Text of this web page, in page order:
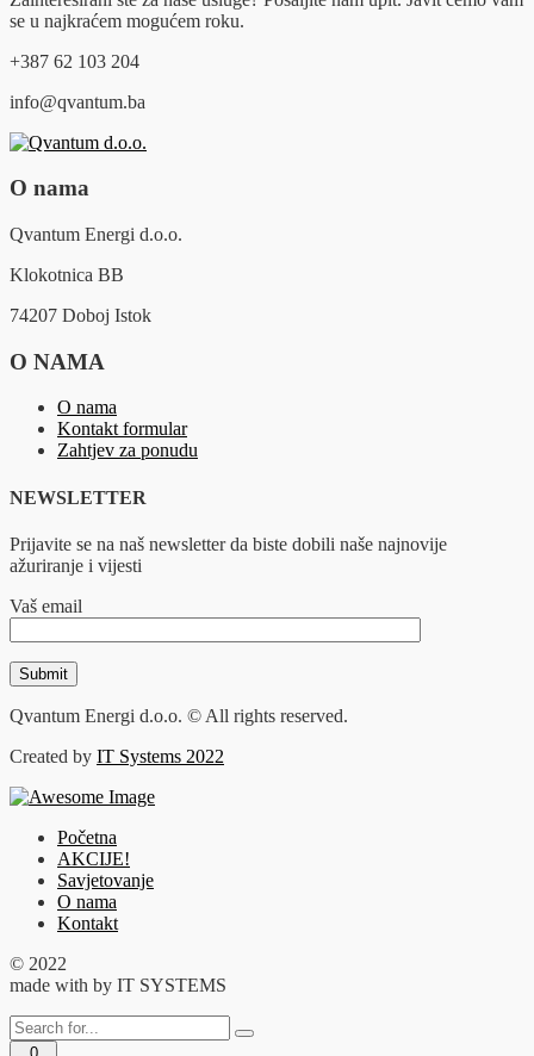
se u najkraćem mogućem roku.
+387 62 103 204
info@qvantum.ba
O nama
Qvantum Energi d.o.o.
Klokotnica BB
74207 Doboj Istok
O NAMA
O nama
Kontakt formular
Zahtjev za ponudu
NEWSLETTER
Prijavite se na naš newsletter da biste dobili naše najnovije
ažuriranje i vijesti
Vaš email
Qvantum Energi d.o.o. © All rights reserved.
Created by IT Systems 2022
Početna
AKCIJE!
Savjetovanje
O nama
Kontakt
© 2022
made with by IT SYSTEMS